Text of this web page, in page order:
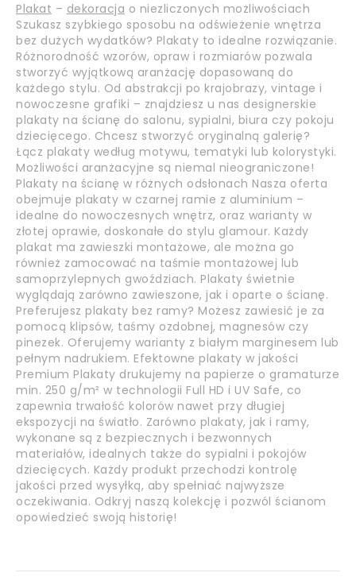
Plakat – dekoracja o niezliczonych możliwościach
Szukasz szybkiego sposobu na odświeżenie wnętrza
bez dużych wydatków? Plakaty to idealne rozwiązanie.
Różnorodność wzorów, opraw i rozmiarów pozwala
stworzyć wyjątkową aranżację dopasowaną do
każdego stylu. Od abstrakcji po krajobrazy, vintage i
nowoczesne grafiki – znajdziesz u nas designerskie
plakaty na ścianę do salonu, sypialni, biura czy pokoju
dziecięcego. Chcesz stworzyć oryginalną galerię?
Łącz plakaty według motywu, tematyki lub kolorystyki.
Możliwości aranżacyjne są niemal nieograniczone!
Plakaty na ścianę w różnych odsłonach Nasza oferta
obejmuje plakaty w czarnej ramie z aluminium –
idealne do nowoczesnych wnętrz, oraz warianty w
złotej oprawie, doskonałe do stylu glamour. Każdy
plakat ma zawieszki montażowe, ale można go
również zamocować na taśmie montażowej lub
samoprzylepnych gwoździach. Plakaty świetnie
wyglądają zarówno zawieszone, jak i oparte o ścianę.
Preferujesz plakaty bez ramy? Możesz zawiesić je za
pomocą klipsów, taśmy ozdobnej, magnesów czy
pinezek. Oferujemy warianty z białym marginesem lub
pełnym nadrukiem. Efektowne plakaty w jakości
Premium Plakaty drukujemy na papierze o gramaturze
min. 250 g/m² w technologii Full HD i UV Safe, co
zapewnia trwałość kolorów nawet przy długiej
ekspozycji na światło. Zarówno plakaty, jak i ramy,
wykonane są z bezpiecznych i bezwonnych
materiałów, idealnych także do sypialni i pokojów
dziecięcych. Każdy produkt przechodzi kontrolę
jakości przed wysyłką, aby spełniać najwyższe
oczekiwania. Odkryj naszą kolekcję i pozwól ścianom
opowiedzieć swoją historię!